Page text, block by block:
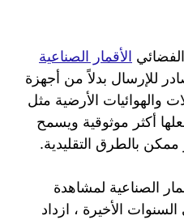
الأقمار الصناعية
للإرسال بدلاً من أجهزة
والهوائيات الأرضية مثل
أكثر موثوقية ويسمح
بالطرق التقليدية.
الصناعية لمشاهدة
الأخيرة ، ازداد